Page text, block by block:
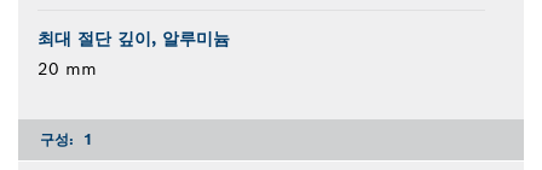
최대 절단 깊이, 알루미늄
20 mm
구성: 1